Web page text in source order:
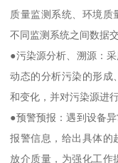
质量监测系统、环境质
不同监测系统之间数据
●污染源分析、溯源：
动态的分析污染的形成
和变化，并对污染源进
●预警预报：遇到设备
报警信息，给出具体的
放介质量，为强化工作